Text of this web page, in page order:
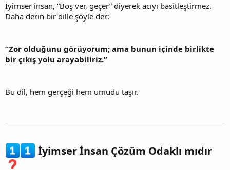
İyimser insan, “Boş ver, geçer” diyerek acıyı basitleştirmez.
Daha derin bir dille şöyle der:
“Zor olduğunu görüyorum; ama bunun içinde birlikte
bir çıkış yolu arayabiliriz.”
Bu dil, hem gerçeği hem umudu taşır.
İyimser İnsan Çözüm Odaklı mıdır